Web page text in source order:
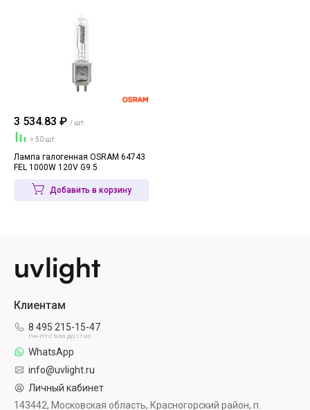
3 534.83 ₽ / шт.
> 50 шт.
Лампа галогенная OSRAM 64743
FEL 1000W 120V G9.5
Добавить в корзину
Клиентам
8 495 215-15-47
ПН-ПТ С 9:00 ДО 17:00
WhatsApp
info@uvlight.ru
Личный кабинет
143442, Московская область, Красногорский район, п.